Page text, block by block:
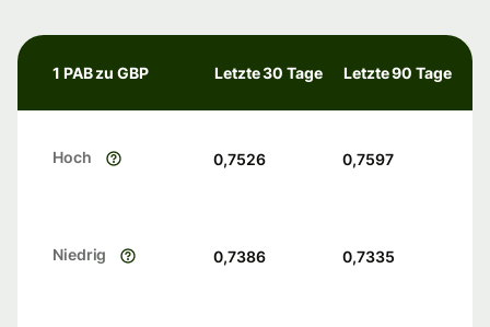
1 PAB zu GBP Letzte 30 Tage Letzte 90 Tage
Hoch 0,7526 0,7597
Niedrig 0,7386 0,7335